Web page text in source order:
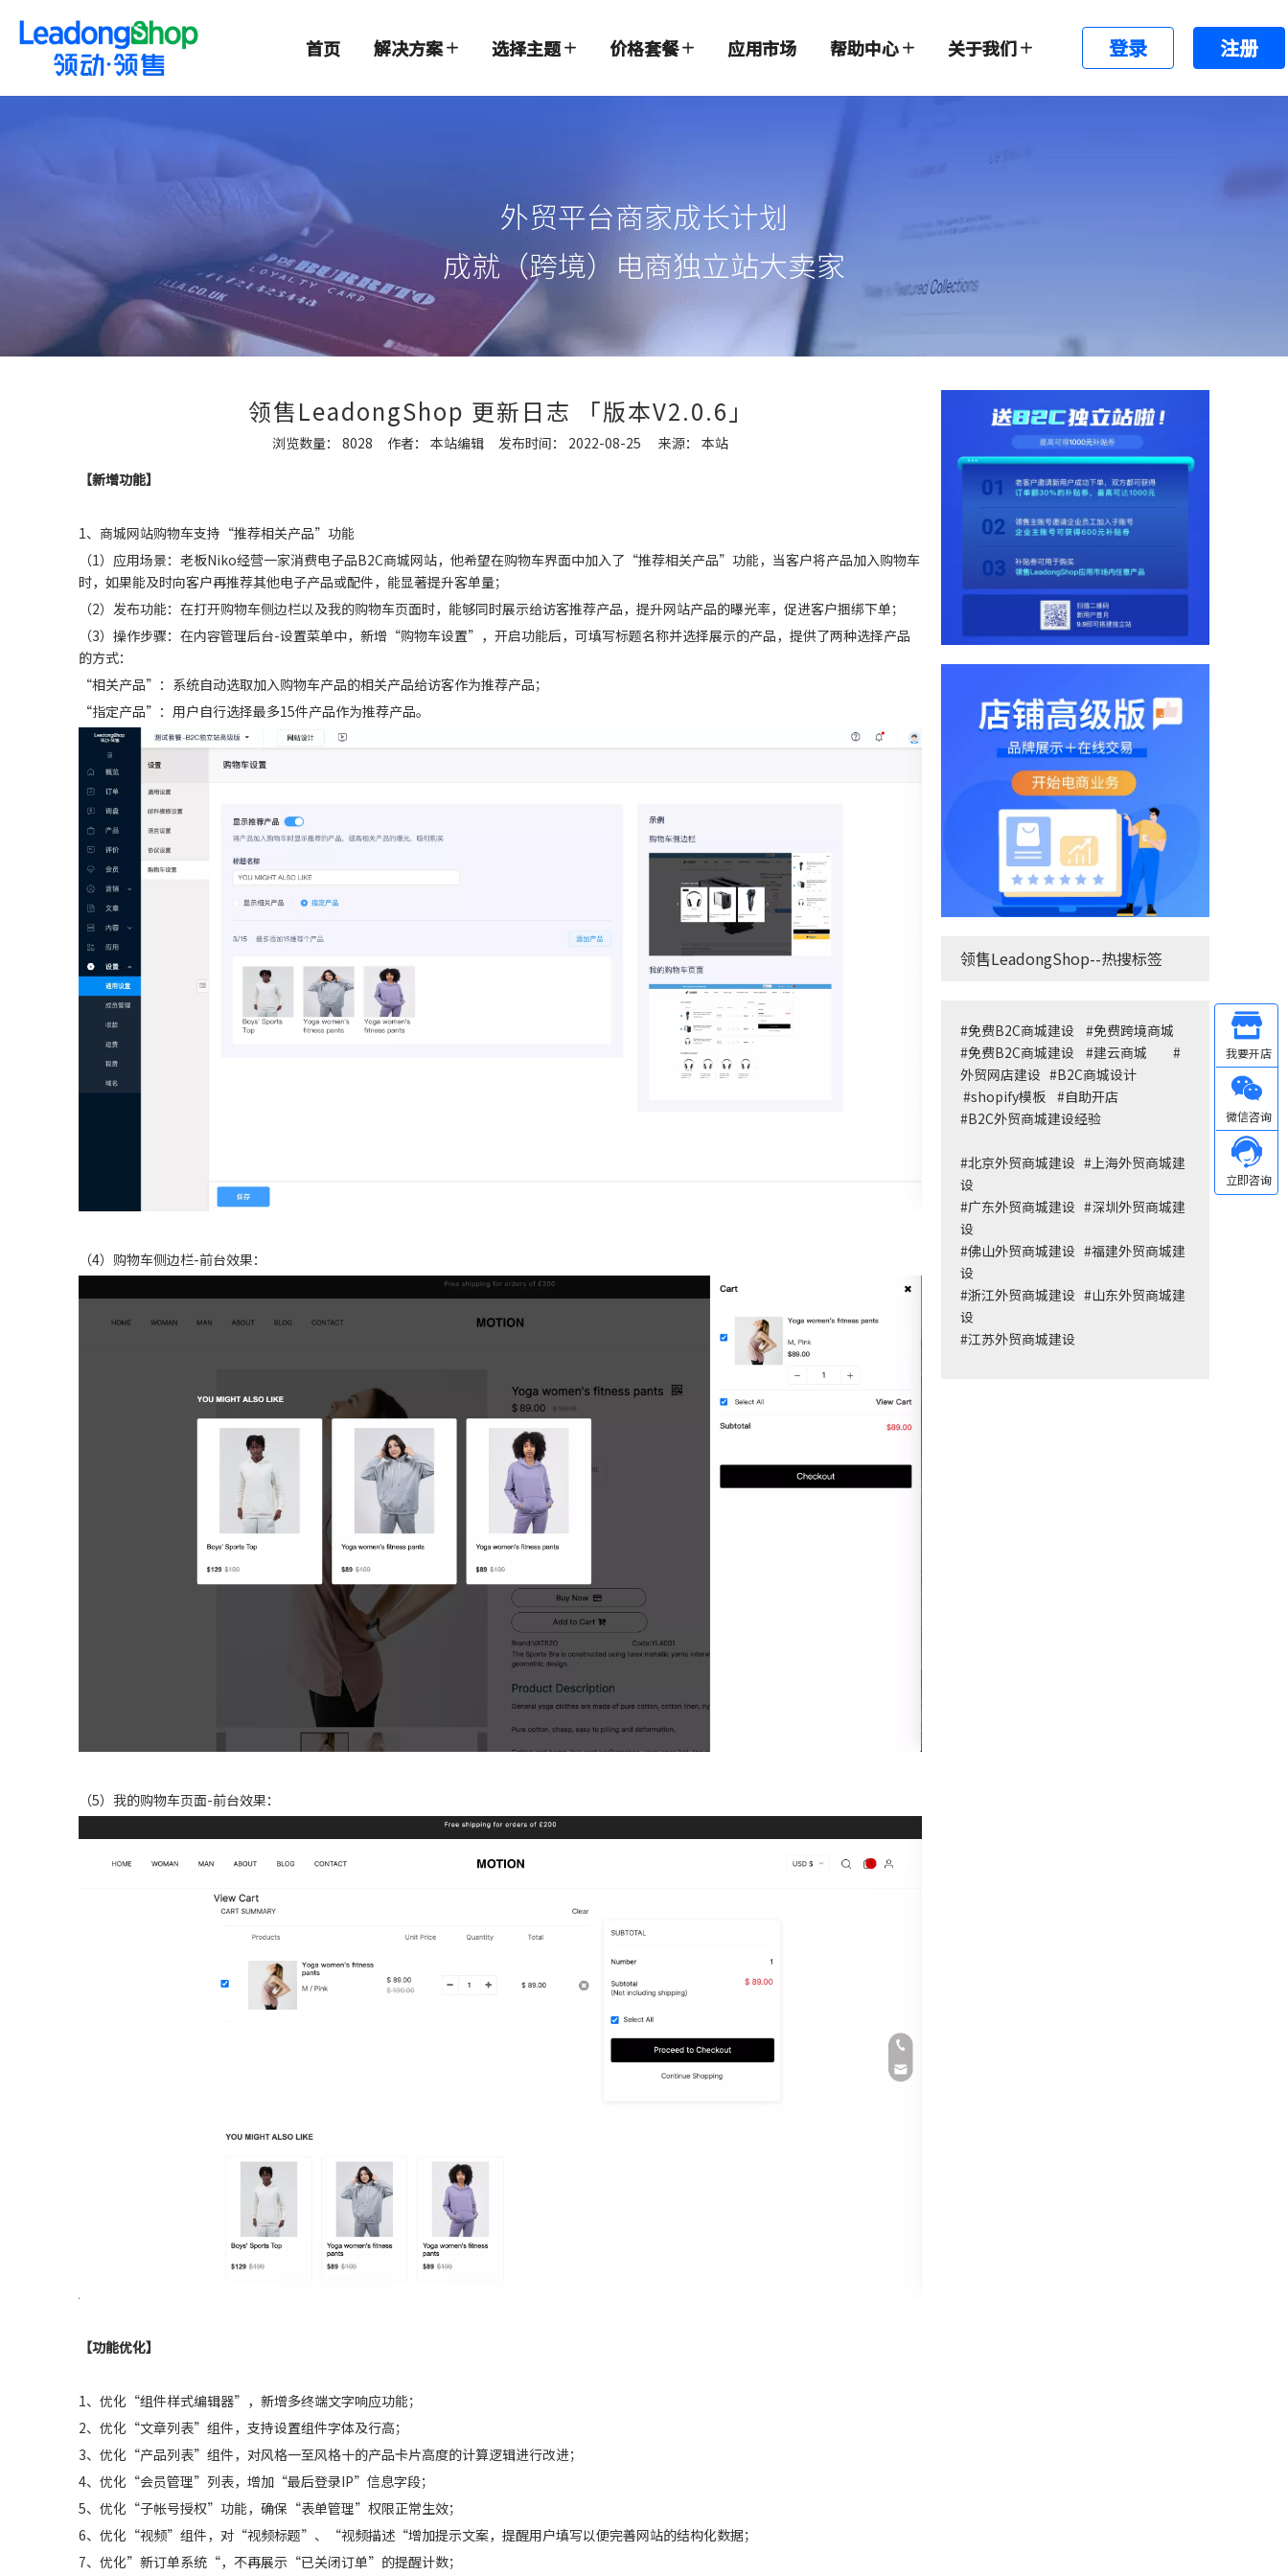
首页 解决方案 选择主题 价格套餐 应用市场 帮助中心 关于我们 登录 注册
外贸平台商家成长计划
成就（跨境）电商独立站大卖家
领售LeadongShop 更新日志 「版本V2.0.6」
浏览数量： 8028 作者： 本站编辑 发布时间： 2022-08-25 来源： 本站
["wechat","weibo","qzone","douban","email"]
【新增功能】
1、商城网站购物车支持“推荐相关产品”功能
（1）应用场景：老板Niko经营一家消费电子品B2C商城网站，他希望在购物车界面中加入了“推荐相关产品”功能，当客户将产品加入购物车
时，如果能及时向客户再推荐其他电子产品或配件，能显著提升客单量；
（2）发布功能：在打开购物车侧边栏以及我的购物车页面时，能够同时展示给访客推荐产品，提升网站产品的曝光率，促进客户捆绑下单；
（3）操作步骤：在内容管理后台-设置菜单中，新增“购物车设置”，开启功能后，可填写标题名称并选择展示的产品，提供了两种选择产品
的方式：
“相关产品”：系统自动选取加入购物车产品的相关产品给访客作为推荐产品；
“指定产品”：用户自行选择最多15件产品作为推荐产品。
（4）购物车侧边栏-前台效果：
（5）我的购物车页面-前台效果：
【功能优化】
1、优化“组件样式编辑器”，新增多终端文字响应功能；
2、优化“文章列表”组件，支持设置组件字体及行高；
3、优化“产品列表”组件，对风格一至风格十的产品卡片高度的计算逻辑进行改进；
4、优化“会员管理”列表，增加“最后登录IP”信息字段；
5、优化“子帐号授权”功能，确保“表单管理”权限正常生效；
6、优化“视频”组件，对“视频标题”、“视频描述“增加提示文案，提醒用户填写以便完善网站的结构化数据；
7、优化”新订单系统“，不再展示“已关闭订单”的提醒计数；
领售LeadongShop--热搜标签
#免费B2C商城建设 #免费跨境商城
#免费B2C商城建设 #建云商城 #
外贸网店建设 #B2C商城设计
#shopify模板 #自助开店
#B2C外贸商城建设经验
#北京外贸商城建设 # 上海外贸商城建
设
#广东外贸商城建设 #深圳外贸商城建
设
#佛山外贸商城建设 #福建外贸商城建
设
#浙江外贸商城建设 #山东外贸商城建
设
#江苏外贸商城建设
Other
微信